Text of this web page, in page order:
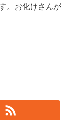
。お化けさんが